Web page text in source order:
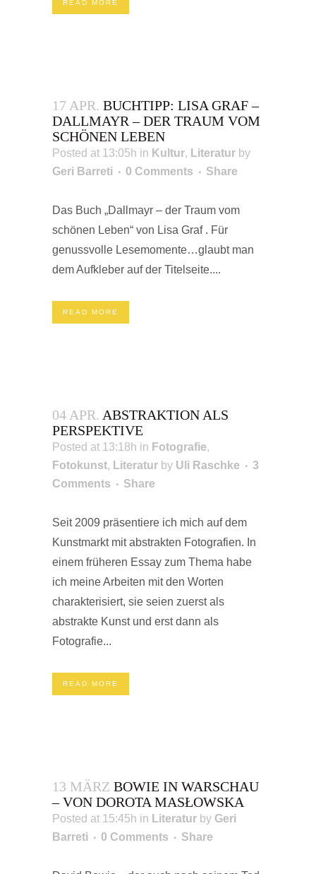
READ MORE
17 APR. BUCHTIPP: LISA GRAF –
DALLMAYR – DER TRAUM VOM
SCHÖNEN LEBEN
Posted at 13:05h in Kultur, Literatur by
Geri Barreti
0 Comments Share
Das Buch „Dallmayr – der Traum vom
schönen Leben“ von Lisa Graf . Für
genussvolle Lesemomente…glaubt man
dem Aufkleber auf der Titelseite....
READ MORE
04 APR. ABSTRAKTION ALS
PERSPEKTIVE
Posted at 13:18h in Fotografie,
Fotokunst, Literatur by Uli Raschke
3
Comments
Share
Seit 2009 präsentiere ich mich auf dem
Kunstmarkt mit abstrakten Fotografien. In
einem früheren Essay zum Thema habe
ich meine Arbeiten mit den Worten
charakterisiert, sie seien zuerst als
abstrakte Kunst und erst dann als
Fotografie...
READ MORE
13 MÄRZ BOWIE IN WARSCHAU
– VON DOROTA MASŁOWSKA
Posted at 15:45h in Literatur by Geri
Barreti
0 Comments Share